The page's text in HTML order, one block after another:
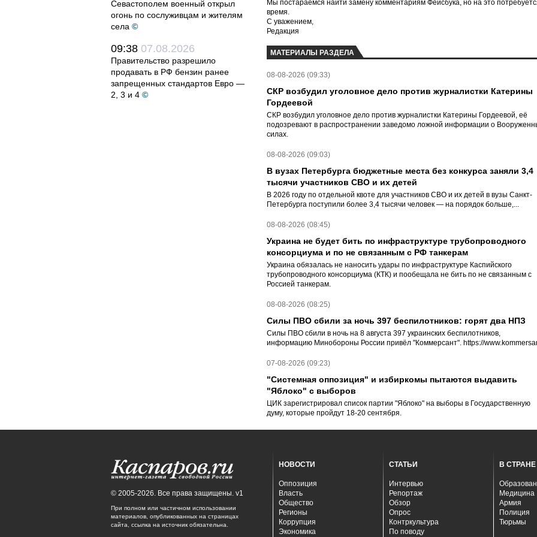
Севастополем военный открыл
огонь по сослуживцам и жителям
села ©
09:38 07.08.2026
Правительство разрешило
продавать в РФ бензин ранее
запрещенных стандартов Евро —
2, 3 и 4 ©
Мы постараемся найти замену комментариям Фейсбука, но на это
время.
С уважением,
Редакция
МАТЕРИАЛЫ РАЗДЕЛА
08-08-2026 (09:33)
СКР возбудил уголовное дело против журналистки Катерины
Гордеевой
СКР возбудил уголовное дело против журналистки Катерины Гордеевой, её
подозревают в распространении заведомо ложной информации о
силах.
08-08-2026 (09:03)
В вузах Петербурга бюджетные места без конкурса заняли 3,4
тысячи участников СВО и их детей
В 2026 году по отдельной квоте для участников СВО и их детей в вузы Санкт-
Петербурга поступили более 3,4 тысячи человек — на порядок больше,...
08-08-2026 (08:45)
Украина не будет бить по инфраструктуре трубопроводного
консорциума и по не связанным с РФ танкерам
Украина обязалась не наносить удары по инфраструктуре Каспийского
трубопроводного консорциума (КТК) и пообещала не бить по не связанным с
Россией танкерам.
08-08-2026 (08:25)
Силы ПВО сбили за ночь 397 беспилотников: горят два НПЗ
Силы ПВО сбили в ночь на 8 августа 397 украинских беспилотников,
информацию Минобороны России привёл "Коммерсант". https://
07-08-2026 (09:23)
"Системная оппозиция" и избиркомы пытаются выдавить
"Яблоко" с выборов
ЦИК зарегистрировал список партии "Яблоко" на выборы в Государственную
думу, которые пройдут 18-20 сентября.
© 2005-2026. Все права защищены. v1
При полном или частичном использовании
материалов, опубликованных на страницах
сайта, ссылка на источник обязательна.
НОВОСТИ
Оппозиция
Власть
Общество
Регионы
Коррупция
Экономика
СТАТЬИ
Интервью
Репортаж
Обзор
Опрос
Контркультура
По поводу
В СТРАНЕ
Медицина
Армия
Полиция
Тюрьмы